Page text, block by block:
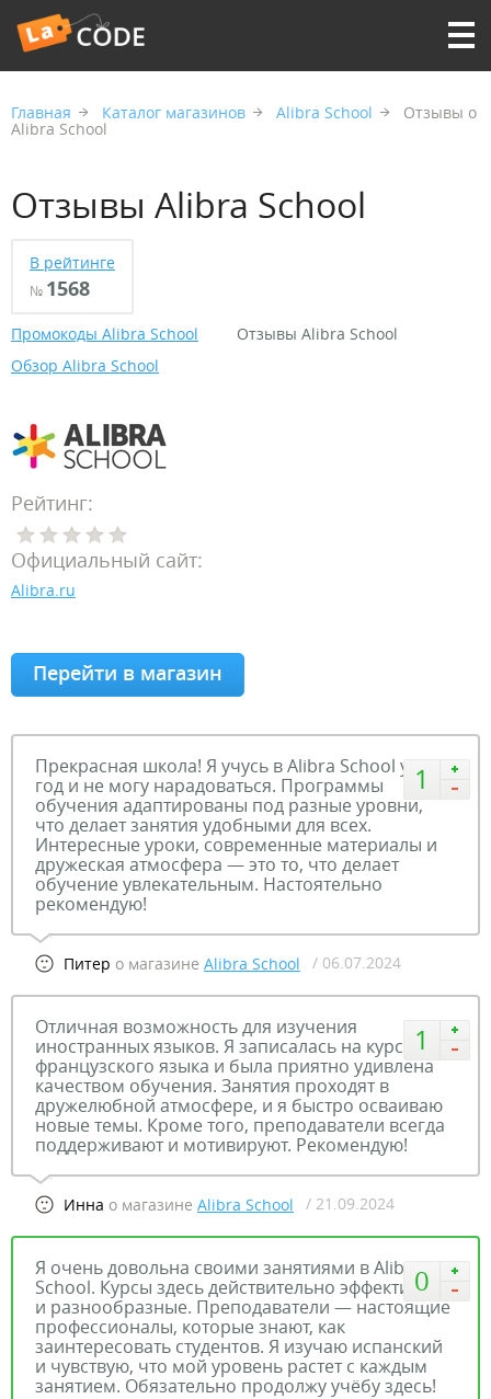
Главная Каталог магазинов Alibra School Отзывы о
Alibra School
Отзывы Alibra School
В рейтинге
№ 1568
Промокоды Alibra School
Отзывы Alibra School
Обзор Alibra School
Рейтинг:
Официальный сайт:
Alibra.ru
Перейти в магазин
1
Прекрасная школа! Я учусь в Alibra School уже
год и не могу нарадоваться. Программы
обучения адаптированы под разные уровни,
что делает занятия удобными для всех.
Интересные уроки, современные материалы и
дружеская атмосфера — это то, что делает
обучение увлекательным. Настоятельно
рекомендую!
Питер о магазине Alibra School / 06.07.2024
1
Отличная возможность для изучения
иностранных языков. Я записалась на курс
французского языка и была приятно удивлена
качеством обучения. Занятия проходят в
дружелюбной атмосфере, и я быстро осваиваю
новые темы. Кроме того, преподаватели всегда
поддерживают и мотивируют. Рекомендую!
Инна о магазине Alibra School / 21.09.2024
0
Я очень довольна своими занятиями в Alibra
School. Курсы здесь действительно эффективные
и разнообразные. Преподаватели — настоящие
профессионалы, которые знают, как
заинтересовать студентов. Я изучаю испанский
и чувствую, что мой уровень растет с каждым
занятием. Обязательно продолжу учёбу здесь!